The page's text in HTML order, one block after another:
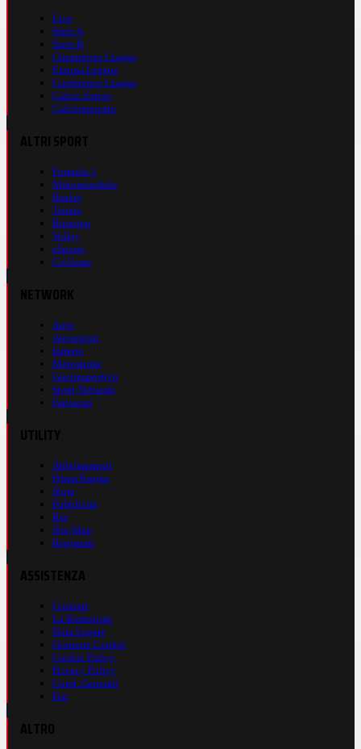
Live
Serie A
Serie B
Champions League
Europa League
Conference League
Calcio Estero
Calciomercato
Formula 1
Motomondiale
Basket
Tennis
Running
Volley
eSports
Ciclismo
Auto
Autosprint
Inmoto
Motosprint
Guerinsportivo
Sport Network
Fantacup
Abbonamenti
Prima Pagina
Store
Pubblicità
Rss
Site Map
Registrati
Contatti
La Redazione
Nota Legale
Gestione Cookie
Cookie Policy
Privacy Policy
Cond. Generali
Faq